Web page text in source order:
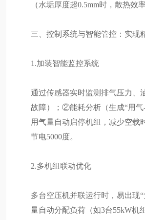
（水垢厚度超0.5mm时，散热效
三、控制系统与智能管控：实现
1.加装智能监控系统
通过传感器实时监测排气压力
故障）；②能耗分析（生成“用
用气量自动启停机组，减少空载
节电5000度。
2.多机组联动优化
多台空压机并联运行时，易出现
量自动分配负荷（如3台55kW机